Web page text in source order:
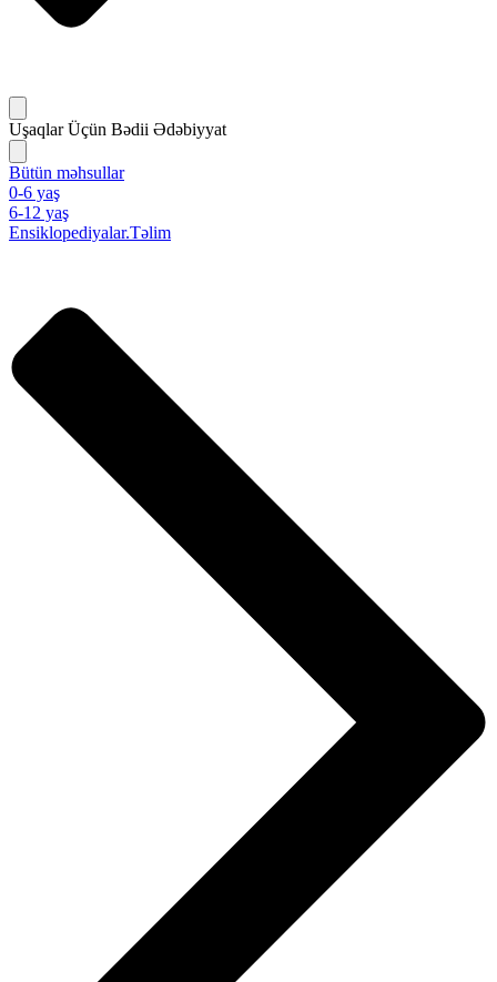
Uşaqlar Üçün Bədii Ədəbiyyat
Bütün məhsullar
0-6 yaş
6-12 yaş
Ensiklopediyalar.Təlim